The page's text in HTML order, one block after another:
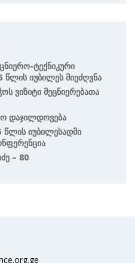
Ტექნიკური
Წლის Იუბილეს Მიეძღვნა
Ვიზიტი Მეცნიერებათა
Დაჯილდოვება
Წლის Იუბილესადმი
– 80